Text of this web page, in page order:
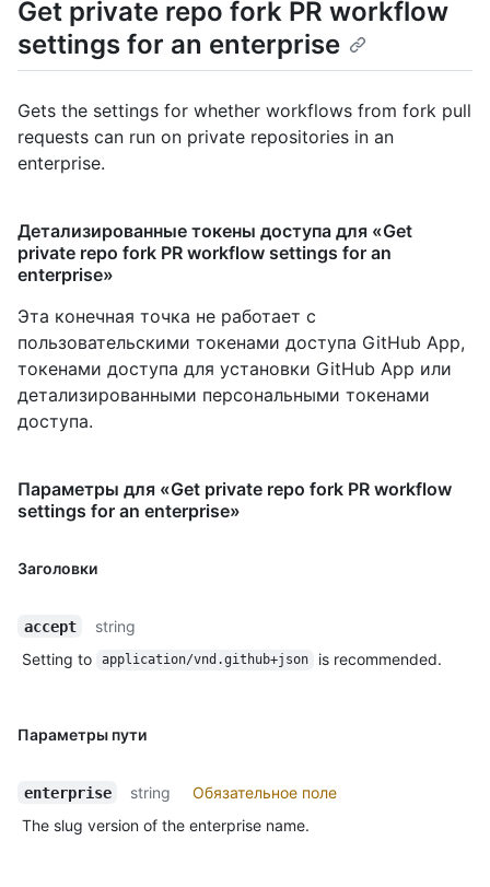
Get private repo fork PR workflow
settings for an enterprise
Gets the settings for whether workflows from fork pull
requests can run on private repositories in an
enterprise.
Детализированные токены доступа для «Get
private repo fork PR workflow settings for an
enterprise»
Эта конечная точка не работает с
пользовательскими токенами доступа GitHub App,
токенами доступа для установки GitHub App или
детализированными персональными токенами
доступа.
Параметры для «Get private repo fork PR workflow
settings for an enterprise»
Заголовки
accept
string
Setting to
application/vnd.github+json is recommended.
Параметры пути
enterprise string
Обязательное поле
The slug version of the enterprise name.